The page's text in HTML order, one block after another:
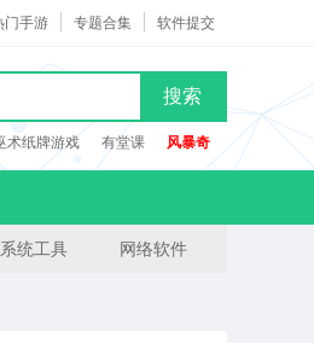
软件提交
专题合集
门手游
搜索
术纸牌游戏 有堂课
风暴奇
系统工具 网络软件